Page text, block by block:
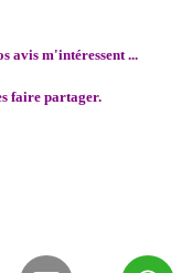
avis m'intéressent ...
faire partager.